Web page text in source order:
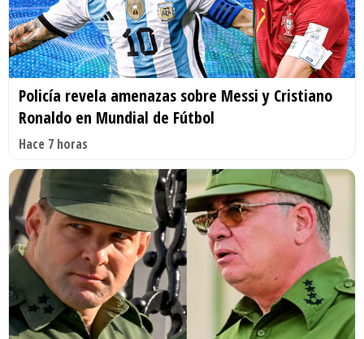
Policía revela amenazas sobre Messi y Cristiano
Ronaldo en Mundial de Fútbol
Hace 7 horas